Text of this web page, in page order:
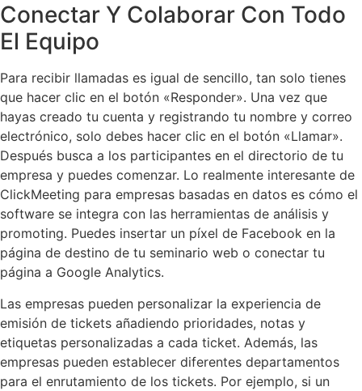
Conectar Y Colaborar Con Todo
El Equipo
Para recibir llamadas es igual de sencillo, tan solo tienes
que hacer clic en el botón «Responder». Una vez que
hayas creado tu cuenta y registrando tu nombre y correo
electrónico, solo debes hacer clic en el botón «Llamar».
Después busca a los participantes en el directorio de tu
empresa y puedes comenzar. Lo realmente interesante de
ClickMeeting para empresas basadas en datos es cómo el
software se integra con las herramientas de análisis y
promoting. Puedes insertar un píxel de Facebook en la
página de destino de tu seminario web o conectar tu
página a Google Analytics.
Las empresas pueden personalizar la experiencia de
emisión de tickets añadiendo prioridades, notas y
etiquetas personalizadas a cada ticket. Además, las
empresas pueden establecer diferentes departamentos
para el enrutamiento de los tickets. Por ejemplo, si un